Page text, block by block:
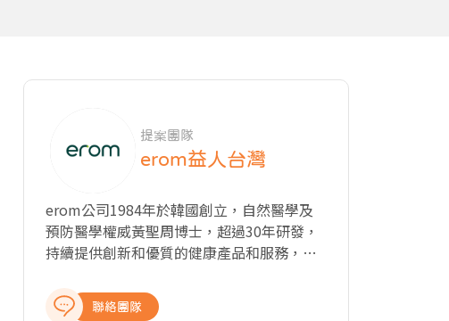
提案團隊
erom益人台灣
erom公司1984年於韓國創立，自然醫學及
預防醫學權威黃聖周博士，超過30年研發，
持續提供創新和優質的健康產品和服務，始
食物、冷凍乾燥技術的結合，對人體恢復健
康或維持健康的有效性和安全性。
聯絡團隊